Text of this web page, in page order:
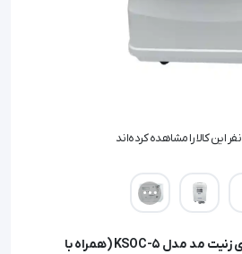
نفر این کالا را مشاهده کرده‌اند
دستگاه اکسیژن ساز 5 لیتری زنیت مد مدل KSOC-5 (همراه با